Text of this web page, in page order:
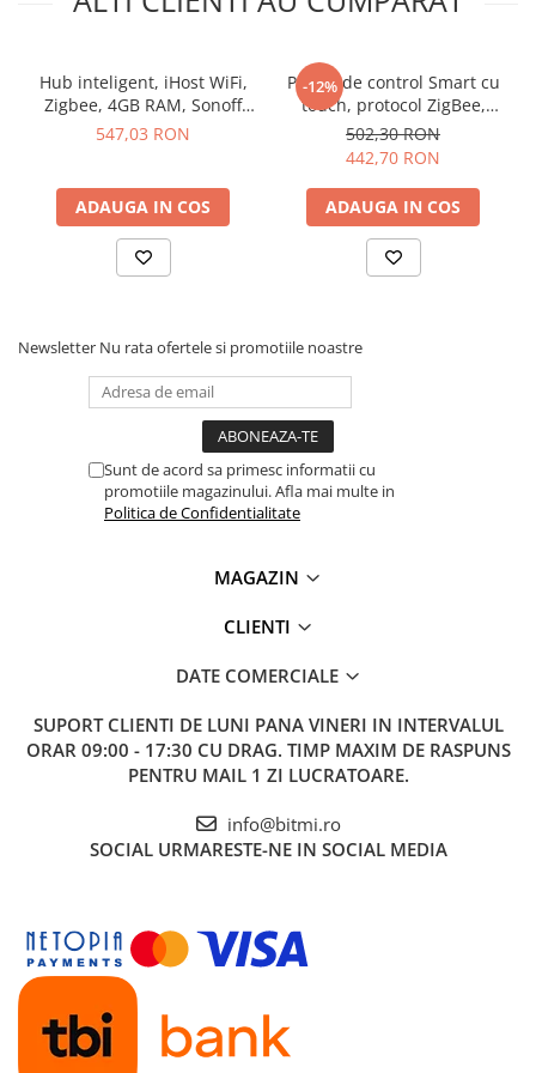
AlBridge:
Marca:Sonoff
AIBridge
Capacitate RAM:2 GB
CPU: RV1109 Dual-Core 1.5GHz
1.2Tops INT8/INT16
Memorie interna:
Card de memorie:microSD de pana la 256 GB
Mod de securitate:WPA/WPA2
Utilizare:In interior
Temperatura nominala:-10°C~40°C
Altitudine de operare:<2000 m
135 x 120 x 41mm
AIBridge
1x Cablu RJ45 1m
1x Cablu USB 1m
1x Manual de utilizare
Hub inteligent, iHost WiFi,
Zigbee, 4GB RAM, Sonoff
AIBridge-26
547,03 RON
ADAUGA IN COS
-12%
Panou de control Smart cu
touch, protocol ZigBee,
negru, Sonoff NSPanel Pro
502,30 RON
442,70 RON
ADAUGA IN COS
Newsletter Nu rata ofertele si promotiile noastre
Sunt de acord sa primesc informatii cu
promotiile magazinului. Afla mai multe in
Politica de Confidentialitate
MAGAZIN
CLIENTI
DATE COMERCIALE
SUPORT CLIENTI DE LUNI PANA VINERI IN INTERVALUL
ORAR 09:00 - 17:30 CU DRAG. TIMP MAXIM DE RASPUNS
PENTRU MAIL 1 ZI LUCRATOARE.
info@bitmi.ro
SOCIAL URMARESTE-NE IN SOCIAL MEDIA